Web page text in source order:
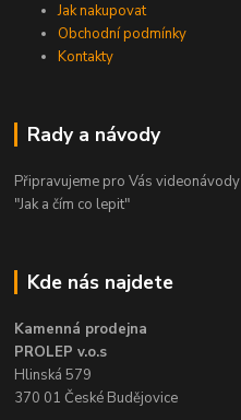
Jak nakupovat
Obchodní podmínky
Kontakty
Rady a návody
Připravujeme pro Vás videonávody
"Jak a čím co lepit"
Kde nás najdete
Kamenná prodejna
PROLEP v.o.s
Hlinská 579
370 01 České Budějovice